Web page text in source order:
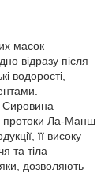
масок
відразу після
водорості,
Сировина
протоки Ла-Манш
її високу
та тіла –
дозволяють